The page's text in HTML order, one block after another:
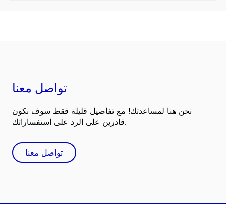
تواصل معنا
نحن هنا لمساعدتك! مع تفاصيل قليلة فقط سوف نكون
قادرين على الرد على استفساراتك.
تواصل معنا